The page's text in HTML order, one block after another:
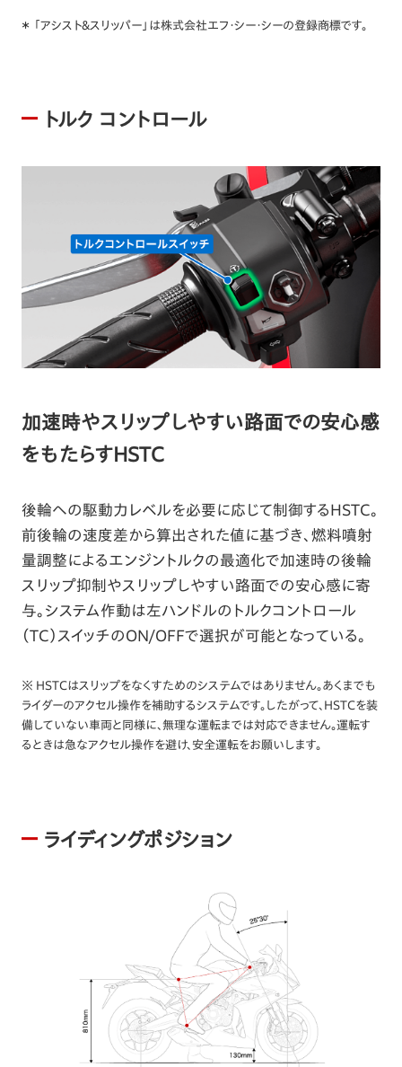
＊ 「アシスト＆スリッパー」は株式会社エフ・シー・シーの登録商標です。
トルク コントロール
加速時やスリップしやすい路面での安心感
をもたらすHSTC
後輪への駆動力レベルを必要に応じて制御するHSTC。
前後輪の速度差から算出された値に基づき、燃料噴射
量調整によるエンジントルクの最適化で加速時の後輪
スリップ抑制やスリップしやすい路面での安心感に寄
与。システム作動は左ハンドルのトルクコントロール
（TC）スイッチのON/OFFで選択が可能となっている。
※ HSTCはスリップをなくすためのシステムではありません。あくまでも
ライダーのアクセル操作を補助するシステムです。したがって、HSTCを装
備していない車両と同様に、無理な運転までは対応できません。運転す
るときは急なアクセル操作を避け、安全運転をお願いします。
ライディングポジション